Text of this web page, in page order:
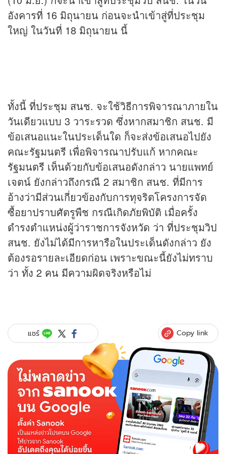
อังคารที่ 16 มิถุนายน ก่อนจะนำเข้าสู่ที่ประชุม
ใหญ่ ในวันที่ 18 มิถุนายน นี้
ทั้งนี้ ที่ประชุม สนช. จะใช้วิธีการพิจารณาภายใน
วันเดียวแบบ 3 วาระรวด ซึ่งหากสมาชิก สนช. มี
ข้อเสนอแนะในประเด็นใด ก็จะส่งข้อเสนอไปยัง
คณะรัฐมนตรี เพื่อพิจารณาปรับแก้ หากคณะ
รัฐมนตรี เห็นด้วยกับข้อเสนอดังกล่าว นายแพทย์
เจตน์ ยังกล่าวถึงกรณี 2 สมาชิก สนช. ที่มีการ
อ้างว่ามีส่วนเกี่ยวข้องกับการทุจริตโครงการจัด
ซื้อยาปราบศัตรูพืช กรณีเกิดภัยพิบัติ เมื่อครั้ง
ดำรงตำแหน่งผู้ว่าราชการจังหวัด ว่า ที่ประชุมวิป
สนช. ยังไม่ได้มีการหารือในประเด็นดังกล่าว ยัง
ต้องรอรายละเอียดก่อน เพราะขณะนี้ยังไม่ทราบ
ว่า ทั้ง 2 คน มีความผิดจริงหรือไม่
แชร์ Copy link